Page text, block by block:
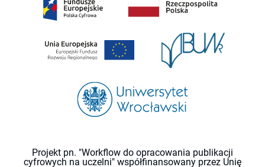
Projekt pn. "Workflow do opracowania publikacji
cyfrowych na uczelni" współfinansowany przez Unię